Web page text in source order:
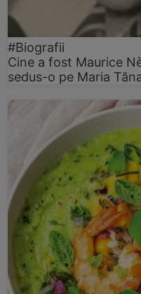
#Biografii
Cine a fost Maurice
sedus-o pe Maria